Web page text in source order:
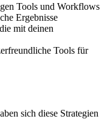
Tools und Workflows
Ergebnisse
mit deinen
Tools für
sich diese Strategien